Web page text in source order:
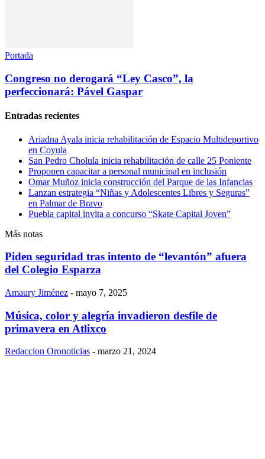
Portada
Congreso no derogará “Ley Casco”, la
perfeccionará: Pável Gaspar
Entradas recientes
Ariadna Ayala inicia rehabilitación de Espacio Multideportivo
en Coyula
San Pedro Cholula inicia rehabilitación de calle 25 Poniente
Proponen capacitar a personal municipal en inclusión
Omar Muñoz inicia construcción del Parque de las Infancias
Lanzan estrategia “Niñas y Adolescentes Libres y Seguras”
en Palmar de Bravo
Puebla capital invita a concurso “Skate Capital Joven”
Más notas
Piden seguridad tras intento de “levantón” afuera
del Colegio Esparza
Amaury Jiménez - mayo 7, 2025
Música, color y alegría invadieron desfile de
primavera en Atlixco
Redaccion Oronoticias - marzo 21, 2024